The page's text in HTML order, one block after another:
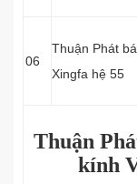
06
Thuận Phát
Xingfa hệ 55
Thuận
kính